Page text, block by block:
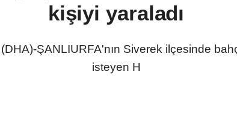
kişiyi yaraladı
ŞANLIURFA'nın Siverek ilçesinde
isteyen H